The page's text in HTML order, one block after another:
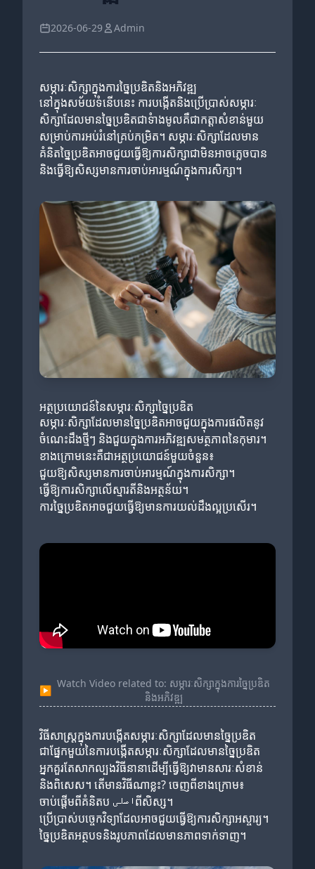
2026-06-29 Admin
សម្ភារៈសិក្សាក្នុងការច្នៃប្រឌិតនិងអភិវឌ្ឍ
នៅក្នុងសម័យទំនើបនេះ ការបង្កើតនិងប្រើប្រាស់សម្ភារៈ
សិក្សាដែលមានច្នៃប្រឌិតជាទំាងមូលគឺជាកត្តាសំខាន់មួយ
សម្រាប់ការអប់រំនៅគ្រប់កម្រិត។ សម្ភារៈសិក្សាដែលមាន
គំនិតច្នៃប្រឌិតអាចជួយធ្វើឱ្យការសិក្សាជាមិនអាចភ្លេចបាន
និងធ្វើឱ្យសិស្សមានការចាប់អារម្មណ៍ក្នុងការសិក្សា។
អត្ថប្រយោជន៍នៃសម្ភារៈសិក្សាច្នៃប្រឌិត
សម្ភារៈសិក្សាដែលមានច្នៃប្រឌិតអាចជួយក្នុងការផលិតនូវ
ចំណេះដឹងថ្មីៗ និងជួយក្នុងការអភិវឌ្ឍសមត្ថភាពនៃកុមារ។
ខាងក្រោមនេះគឺជាអត្ថប្រយោជន៍មួយចំនួន៖
ជួយឱ្យសិស្សមានការចាប់អារម្មណ៍ក្នុងការសិក្សា។
ធ្វើឱ្យការសិក្សាលើស្មារតីនិងអត្ថន័យ។
ការច្នៃប្រឌិតអាចជួយធ្វើឱ្យមានការយល់ដឹងល្អប្រសើរ។
▶
Watch Video related to: សម្ភារៈសិក្សាក្នុងការច្នៃប្រឌិត
និងអភិវឌ្ឍ
វិធីសាស្រ្តក្នុងការបង្កើតសម្ភារៈសិក្សាដែលមានច្នៃប្រឌិត
ជាផ្នែកមួយនៃការបង្កើតសម្ភារៈសិក្សាដែលមានច្នៃប្រឌិត
អ្នកគួរតែសាកល្បងវិធីនានាដើម្បីធ្វើឱ្យវាមានសារៈសំខាន់
និងពិសេស។ តើមានវិធីណាខ្លះ? ចេញពីខាងក្រោម៖
ចាប់ផ្ដើមពីគំនិតប اصلیពីសិស្ស។
ប្រើប្រាស់បច្ចេកវិទ្យាដែលអាចជួយធ្វើឱ្យការសិក្សាអស្ចារ្យ។
ច្នៃប្រឌិតអត្ថបទនិងរូបភាពដែលមានភាពទាក់ទាញ។